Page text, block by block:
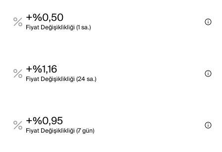
+%0,50
Fi̇yat Deği̇şi̇kli̇kli̇ği̇ (1 sa.)
+%1,16
Fi̇yat Deği̇şi̇kli̇kli̇ği̇ (24 sa.)
+%0,95
Fi̇yat Deği̇şi̇kli̇kli̇ği̇ (7 gün)